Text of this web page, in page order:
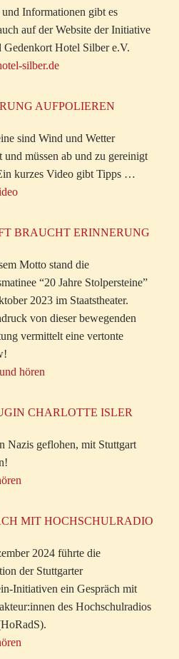
Informationen gibt es
auf der Website der Initiative
Gedenkort Hotel Silber e.V.
silber.de
AUFPOLIEREN
sind Wind und Wetter
und müssen ab und zu gereinigt
kurzes Video gibt Tipps …
BRAUCHT ERINNERUNG
Motto stand die
“20 Jahre Stolpersteine”
2023 im Staatstheater.
von dieser bewegenden
vermittelt eine vertonte
hören
CHARLOTTE ISLER
Nazis geflohen, mit Stuttgart
MIT HOCHSCHULRADIO
2024 führte die
der Stuttgarter
Initiativen ein Gespräch mit
des Hochschulradios